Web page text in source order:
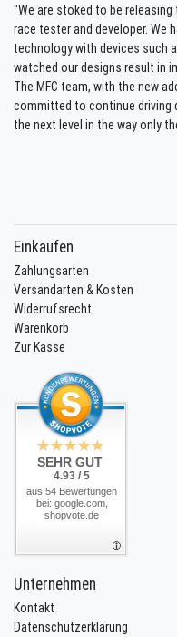
"We are stoked to be releasing
race tester and developer. We
technology with devices such
watched our designs result in
The MFC team, with the new
committed to continue driving
the next level in the way only
Einkaufen
Zahlungsarten
Versandarten & Kosten
Widerrufsrecht
Warenkorb
Zur Kasse
SEHR GUT
4.93 / 5
aus 54 Bewertungen
bei: google.com,
shopvote.de
Unternehmen
Kontakt
Datenschutzerklärung